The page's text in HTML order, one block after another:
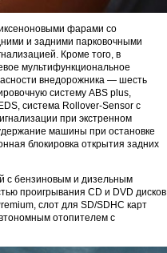
фарами со
и задними парковочными
Кроме того, в
мультифункциональное
внедорожника — шесть
систему ABS plus,
система Rollover-Sensor с
при экстренном
машины при остановке
блокировка открытия задних
с бензиновым и дизельным
проигрывания CD и DVD дисков
слот для SD/SDHC карт
отопителем с